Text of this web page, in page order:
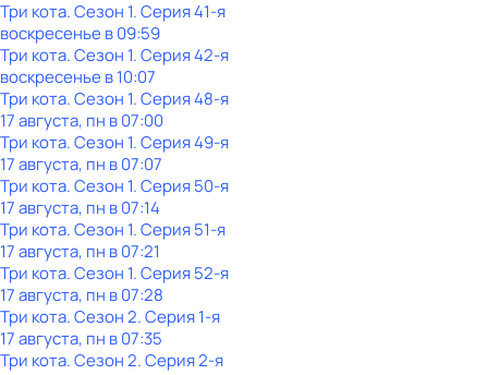
Три кота. Сезон 1. Серия 41-я
воскресенье в09:59
Три кота. Сезон 1. Серия 42-я
воскресенье в10:07
Три кота. Сезон 1. Серия 48-я
17 августа, пн в 07:00
Три кота. Сезон 1. Серия 49-я
17 августа, пн в 07:07
Три кота. Сезон 1. Серия 50-я
17 августа, пн в 07:14
Три кота. Сезон 1. Серия 51-я
17 августа, пн в 07:21
Три кота. Сезон 1. Серия 52-я
17 августа, пн в 07:28
Три кота. Сезон 2. Серия 1-я
17 августа, пн в 07:35
Три кота. Сезон 2. Серия 2-я